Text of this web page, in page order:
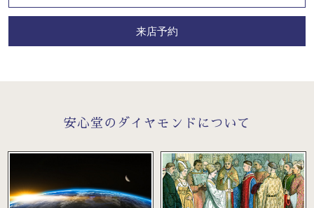
来店予約
安心堂のダイヤモンドについて